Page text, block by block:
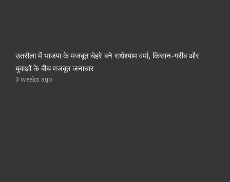
उतरौला में भाजपा के मजबूत चेहरे बने राधेश्याम वर्मा, किसान-गरीब और
युवाओं के बीच मजबूत जनाधार
3 weeks ago